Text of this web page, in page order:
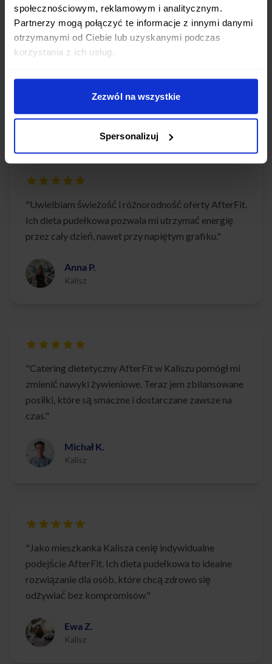
społecznościowym, reklamowym i analitycznym.
Partnerzy mogą połączyć te informacje z innymi danymi
otrzymanymi od Ciebie lub uzyskanymi podczas
korzystania z ich usług.
Zezwól na wszystkie
Spersonalizuj
Co mówią nasi Klienci w
Kaliszu
Sprawdź, dlaczego nasi klienci polecają nasze usługi
"Uwielbiam świeżość i różnorodność oferty AfterFit.
Ich dieta pudełkowa pozwala mi utrzymać energię
przez cały dzień, nawet przy napiętym grafiku."
Anna P.
Kalisz
"Catering dietetyczny AfterFit w Kaliszu pomógł mi
zmienić nawyki żywieniowe. Teraz jem zbilansowane
posiłki, które są smaczne i dostarczane zawsze na
czas."
Michał K.
Kalisz
"Jako mieszkanka Kalisza cenię indywidualne
podejście AfterFit. Ich dieta pudełkowa to idealne
rozwiązanie dla osób, które chcą zdrowo się
odżywiać bez kompromisów."
Ewa Z.
Kalisz